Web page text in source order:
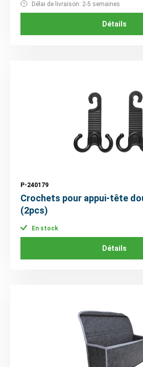
Délai de livraison: 2-5 semaines
Détails
P-240179
Crochets pour appui-tête
(2pcs)
En stock
Détails